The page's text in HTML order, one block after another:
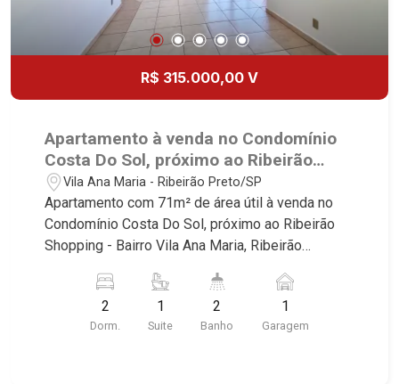
R$ 315.000,00 V
Apartamento à venda no Condomínio
Costa Do Sol, próximo ao Ribeirão
Shopping - Ribeirão Preto/SP.
Vila Ana Maria - Ribeirão Preto/SP
Apartamento com 71m² de área útil à venda no
Condomínio Costa Do Sol, próximo ao Ribeirão
Shopping - Bairro Vila Ana Maria, Ribeirão
imóvel que a Martinelli Imobiliária selecionou
para você: - 71m² de área útil - 2 dormitórios com
armários sendo 1 suíte - Banheiro social - Sala 2
2
Dorm.
1
Suite
2
Banho
1
Garagem